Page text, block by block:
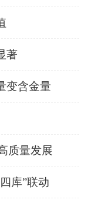
著
变含金量
质量发展
库”联动